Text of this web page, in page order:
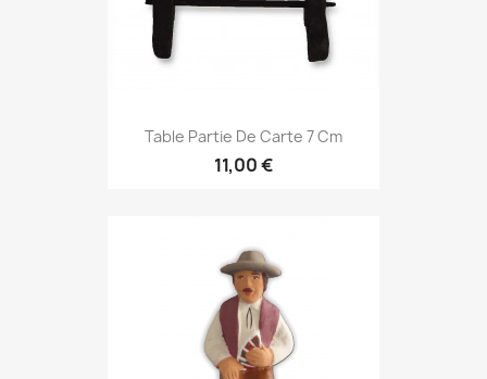
Table Partie De Carte 7 Cm
11,00 €